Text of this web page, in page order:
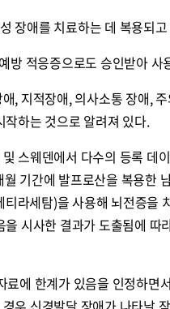
장애를 치료하는 데 복용되
방 적응증으로도 승인받아 사
, 지적장애, 의사소통 장애,
하는 것으로 알려져 있다.
스웨덴에서 다수의 등록 데
기간에 발프로산을 복용한
티라세탐)을 사용해 뇌전증
시사한 결과가 도출됨에
료에 한계가 있음을 인정하면